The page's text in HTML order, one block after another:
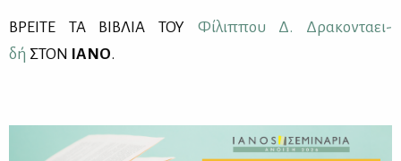
ΒΡΕΙ­ΤΕ ΤΑ ΒΙ­ΒΛΙΑ ΤΟΥ Φί­λιπ­που Δ. Δρα­κο­ντα­ει­
δή ΣΤΟΝ ΙΑ­ΝΟ.